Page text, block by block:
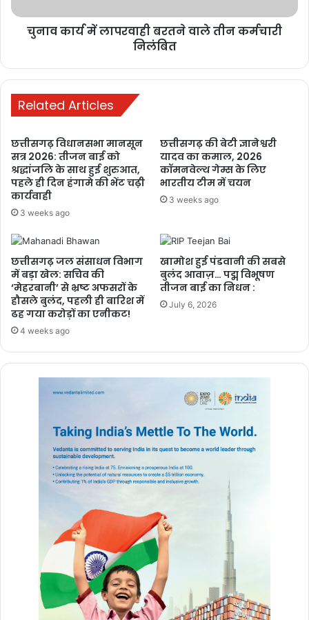
सुधार और मंत्री के
तोड़फोड़ और
अव्यवस्था से
कर्मचारियों व
आमजन परेशान
PM ने ‘मन की
बात’ में की कोरबा
के जल संरक्षण
मॉडल की सराहना,
chhattisgarh बुलंद छत्तीसगढ़
चुनाव कार्य में लापरवाही बरतने वाले तीन कर्मचारी
निलंबित
Related Articles
छत्तीसगढ़ विधानसभा मानसून
सत्र 2026: तीजन बाई को
श्रद्धांजलि के साथ हुई शुरुआत,
पहले ही दिन हंगामे की भेंट चढ़ी
कार्यवाही
3 weeks ago
छत्तीसगढ़ की बेटी ज्ञानेश्वरी
यादव का कमाल, 2026
कॉमनवेल्थ गेम्स के लिए
भारतीय टीम में चयन
3 weeks ago
छत्तीसगढ़ जल संसाधन विभाग
में बड़ा खेल: सचिव की
‘मेहरबानी’ से भ्रष्ट अफसरों के
हौसले बुलंद, पहली ही बारिश में
ढह गया करोड़ों का एनीकट!
4 weeks ago
खामोश हुई पंडवानी की सबसे
बुलंद आवाज़… पद्म विभूषण
तीजन बाई का निधन :
July 6, 2026